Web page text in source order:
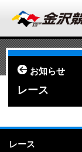
お知らせ
レース
レース